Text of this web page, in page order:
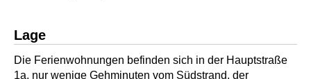
Lage
Die Ferienwohnungen befinden sich in der Hauptstraße
1a, nur wenige Gehminuten vom Südstrand, der